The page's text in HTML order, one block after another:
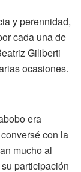
y perennidad,
cada una de
Giliberti
ocasiones.
era
con la
mucho al
participación